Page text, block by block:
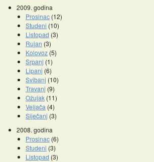
2009. godina
Prosinac (12)
Studeni (10)
Listopad (3)
Rujan (3)
Kolovoz (5)
Srpanj (1)
Lipanj (6)
Svibanj (10)
Travanj (9)
Ožujak (11)
Veljača (4)
Siječanj (3)
2008. godina
Prosinac (6)
Studeni (3)
Listopad (3)